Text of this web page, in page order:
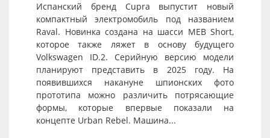
Испанский бренд Cupra выпустит новый
компактный электромобиль под названием
Raval. Новинка создана на шасси MEB Short,
которое также ляжет в основу будущего
Volkswagen ID.2. Серийную версию модели
планируют представить в 2025 году. На
появившихся накануне шпионских фото
прототипа можно различить потрясающие
формы, которые впервые показали на
концепте Urban Rebel. Машина...